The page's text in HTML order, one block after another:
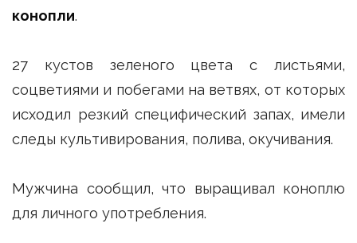
конопли.
27 кустов зеленого цвета с листьями,
соцветиями и побегами на ветвях, от которых
исходил резкий специфический запах, имели
следы культивирования, полива, окучивания.
Мужчина сообщил, что выращивал коноплю
для личного употребления.